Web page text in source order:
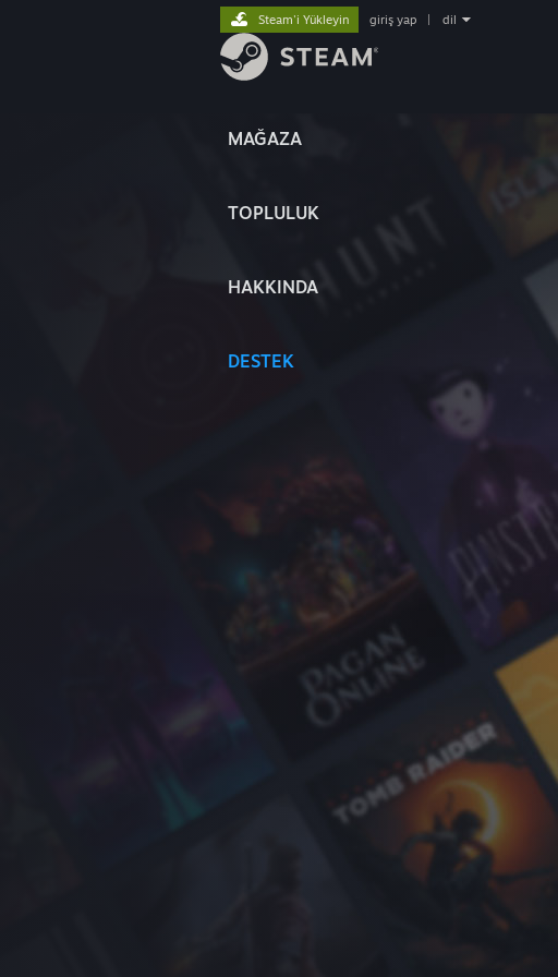
MAĞAZA
TOPLULUK
HAKKINDA
DESTEK
Steam'i Yükleyin giriş yap dil